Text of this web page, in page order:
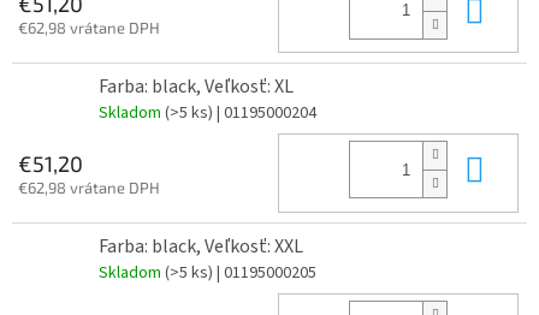
€62,98 vrátane DPH
Farba: black, Veľkosť: XL
Skladom (>5 ks) | 01195000204
€51,20
€62,98 vrátane DPH
Farba: black, Veľkosť: XXL
Skladom (>5 ks) | 01195000205